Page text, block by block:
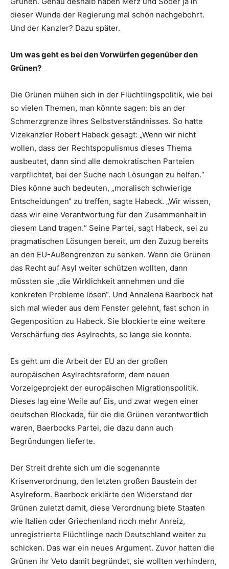
dieser Wunde der Regierung mal schön nachgebohrt.
Und der Kanzler? Dazu später.
Um was geht es bei den Vorwürfen gegenüber den
Grünen?
Die Grünen mühen sich in der Flüchtlingspolitik, wie bei
so vielen Themen, man könnte sagen: bis an der
Schmerzgrenze ihres Selbstverständnisses. So hatte
Vizekanzler Robert Habeck gesagt: „Wenn wir nicht
wollen, dass der Rechtspopulismus dieses Thema
ausbeutet, dann sind alle demokratischen Parteien
verpflichtet, bei der Suche nach Lösungen zu helfen.“
Dies könne auch bedeuten, „moralisch schwierige
Entscheidungen“ zu treffen, sagte Habeck. „Wir wissen,
dass wir eine Verantwortung für den Zusammenhalt in
diesem Land tragen.“ Seine Partei, sagt Habeck, sei zu
pragmatischen Lösungen bereit, um den Zuzug bereits
an den EU-Außengrenzen zu senken. Wenn die Grünen
das Recht auf Asyl weiter schützen wollten, dann
müssten sie „die Wirklichkeit annehmen und die
konkreten Probleme lösen“. Und Annalena Baerbock hat
sich mal wieder aus dem Fenster gelehnt, fast schon in
Gegenposition zu Habeck. Sie blockierte eine weitere
Verschärfung des Asylrechts, so lange sie konnte.
Es geht um die Arbeit der EU an der großen
europäischen Asylrechtsreform, dem neuen
Vorzeigeprojekt der europäischen Migrationspolitik.
Dieses lag eine Weile auf Eis, und zwar wegen einer
deutschen Blockade, für die die Grünen verantwortlich
waren, Baerbocks Partei, die dazu dann auch
Begründungen lieferte.
Der Streit drehte sich um die sogenannte
Krisenverordnung, den letzten großen Baustein der
Asylreform. Baerbock erklärte den Widerstand der
Grünen zuletzt damit, diese Verordnung biete Staaten
wie Italien oder Griechenland noch mehr Anreiz,
unregistrierte Flüchtlinge nach Deutschland weiter zu
schicken. Das war ein neues Argument. Zuvor hatten die
Grünen ihr Veto damit begründet, sie wollten verhindern,